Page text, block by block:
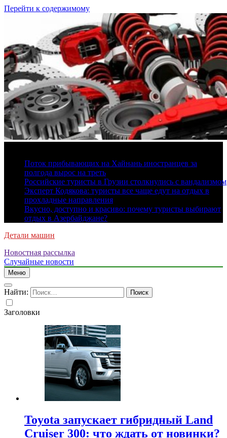
Перейти к содержимому
Поток прибывающих на Хайнань иностранцев за
полгода вырос на треть
Российские туристы в Грузии столкнулись с вандализмом
Эксперт Кодякова: туристы все чаще едут на отдых в
прохладные направления
Вкусно, доступно и красиво: почему туристы выбирают
отдых в Азербайджане?
Детали машин
Новостная рассылка
Случайные новости
Меню
Найти:
Заголовки
Toyota запускает гибридный Land
Cruiser 300: что ждать от новинки?